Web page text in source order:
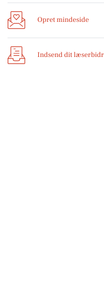
Opret mindeside
Indsend dit